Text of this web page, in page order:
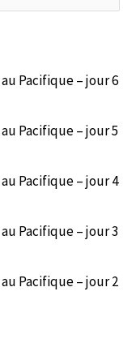
Pacifique – jour 6
Pacifique – jour 5
Pacifique – jour 4
Pacifique – jour 3
Pacifique – jour 2